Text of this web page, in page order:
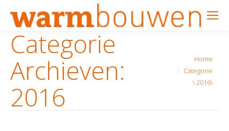
Categorie
Archieven:
2016
Je bent hier:
Home
Categorie
\ 2016\